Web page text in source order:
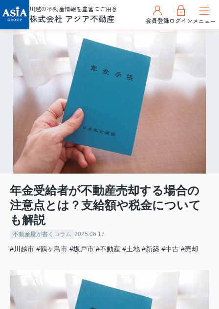
川越の不動産情報を豊富にご用意
株式会社 アジア不動産 会員登録ログインメニュー
年金受給者が不動産売却する場合の
注意点とは？支給額や税金について
も解説
不動産屋が書くコラム 2025.06.17
#川越市 #鶴ヶ島市 #坂戸市 #不動産 #土地 #新築 #中古 #売却